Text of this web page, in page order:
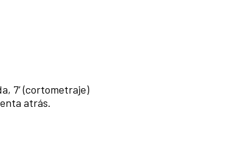
7’ (cortometraje)
atrás.